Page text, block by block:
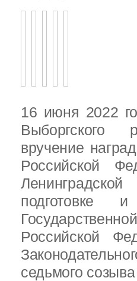
16 июня 2022
Выборгского
вручение
Российской
подготовке
Российской
седьмого созыва